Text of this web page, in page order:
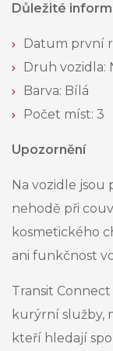
Důležité
Datum první
Druh vozidla:
Barva: Bílá
Počet míst: 3
Upozornění
Na vozidle
nehodě při
kosmetického
ani funkčnost
Transit
kurýrní služby,
kteří hledají